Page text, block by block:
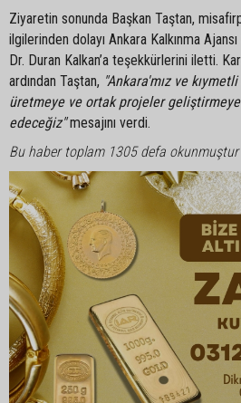
Ziyaretin sonunda Başkan Taştan,
ilgilerinden dolayı Ankara Kalkınma
Dr. Duran Kalkan’a teşekkürlerini iletti.
ardından Taştan, "Ankara'mız ve
üretmeye ve ortak projeler geliştirmeye
edeceğiz"mesajını verdi.
Bu haber toplam 1305 defa okunmuştur